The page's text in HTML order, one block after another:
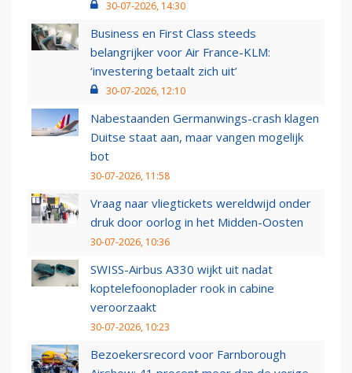
30-07-2026, 14:30
Business en First Class steeds
belangrijker voor Air France-KLM:
‘investering betaalt zich uit’
30-07-2026, 12:10
Nabestaanden Germanwings-crash klagen
Duitse staat aan, maar vangen mogelijk
bot
30-07-2026, 11:58
Vraag naar vliegtickets wereldwijd onder
druk door oorlog in het Midden-Oosten
30-07-2026, 10:36
SWISS-Airbus A330 wijkt uit nadat
koptelefoonoplader rook in cabine
veroorzaakt
30-07-2026, 10:23
Bezoekersrecord voor Farnborough